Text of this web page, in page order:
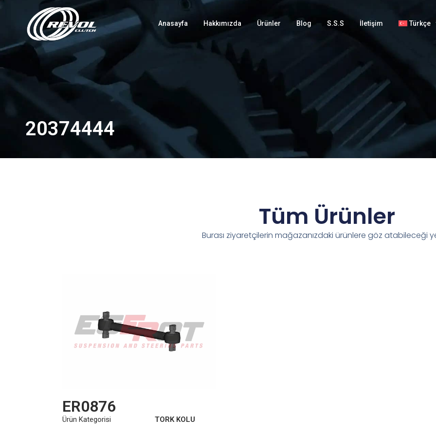
Anasayfa Hakkımızda Ürünler Blog S.S.S İletişim Türkçe
20374444
Tüm Ürünler
Burası ziyaretçilerin mağazanızdaki ürünlere göz atabileceği
ER0876
Ürün Kategorisi TORK KOLU